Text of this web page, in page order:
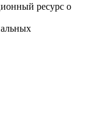
ресурс о